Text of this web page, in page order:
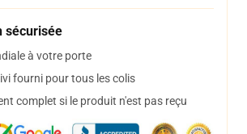
sécurisée
à votre porte
fourni pour tous les colis
complet si le produit n'est pas reçu